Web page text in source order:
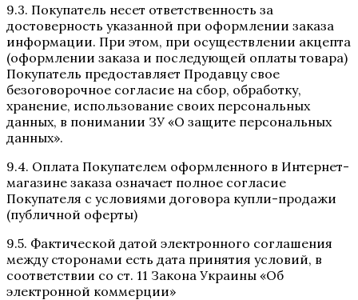
9.3. Покупатель несет ответственность за
достоверность указанной при оформлении заказа
информации. При этом, при осуществлении акцепта
(оформлении заказа и последующей оплаты товара)
Покупатель предоставляет Продавцу свое
безоговорочное согласие на сбор, обработку,
хранение, использование своих персональных
данных, в понимании ЗУ «О защите персональных
данных».
9.4. Оплата Покупателем оформленного в Интернет-
магазине заказа означает полное согласие
Покупателя с условиями договора купли-продажи
(публичной оферты)
9.5. Фактической датой электронного соглашения
между сторонами есть дата принятия условий, в
соответствии со ст. 11 Закона Украины «Об
электронной коммерции»